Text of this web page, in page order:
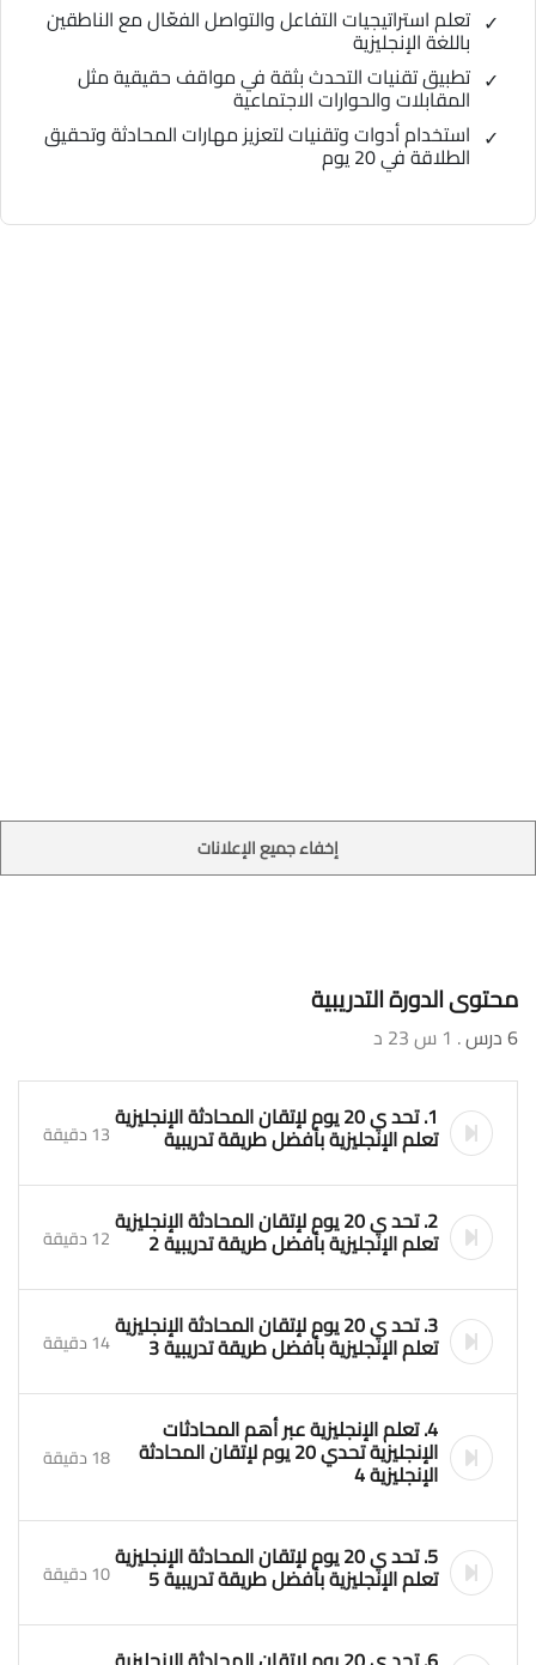
تعلم استراتيجيات التفاعل والتواصل الفعّال مع الناطقين
باللغة الإنجليزية
تطبيق تقنيات التحدث بثقة في مواقف حقيقية مثل
المقابلات والحوارات الاجتماعية
استخدام أدوات وتقنيات لتعزيز مهارات المحادثة وتحقيق
الطلاقة في 20 يوم
إخفاء جميع الإعلانات
محتوى الدورة التدريبية
6 درس . 1 س 23 د
1. تحد ي 20 يوم لإتقان المحادثة الإنجليزية
تعلم الإنجليزية بأفضل طريقة تدريبية 13 دقيقة
2. تحد ي 20 يوم لإتقان المحادثة الإنجليزية
تعلم الإنجليزية بأفضل طريقة تدريبية 2 12 دقيقة
3. تحد ي 20 يوم لإتقان المحادثة الإنجليزية
تعلم الإنجليزية بأفضل طريقة تدريبية 3 14 دقيقة
4. تعلم الإنجليزية عبر أهم المحادثات
الإنجليزية تحدي 20 يوم لإتقان المحادثة
الإنجليزية 4 18 دقيقة
5. تحد ي 20 يوم لإتقان المحادثة الإنجليزية
تعلم الإنجليزية بأفضل طريقة تدريبية 5 10 دقيقة